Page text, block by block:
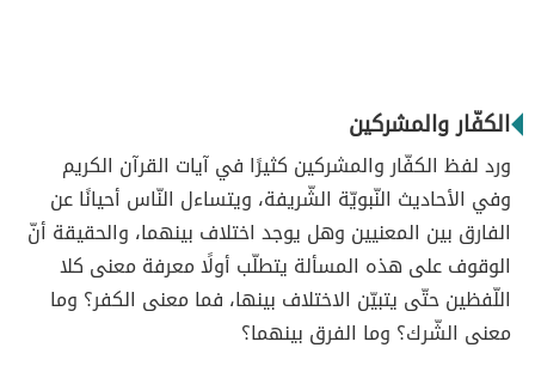
الكفّار والمشركين
ورد لفظ الكفّار والمشركين كثيرًا في آيات القرآن الكريم
وفي الأحاديث النّبويّة الشّريفة، ويتساءل النّاس أحيانًا عن
الفارق بين المعنيين وهل يوجد اختلاف بينهما، والحقيقة أنّ
الوقوف على هذه المسألة يتطلّب أولًا معرفة معنى كلا
اللّفظين حتّى يتبيّن الاختلاف بينها، فما معنى الكفر؟ وما
معنى الشّرك؟ وما الفرق بينهما؟